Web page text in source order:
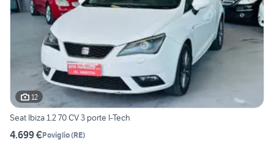
12
Seat Ibiza 1.2 70 CV 3 porte I-Tech
4.699 €Poviglio(RE)